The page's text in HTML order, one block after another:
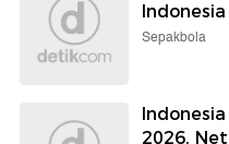
Indonesia
Sepakbola
2026,